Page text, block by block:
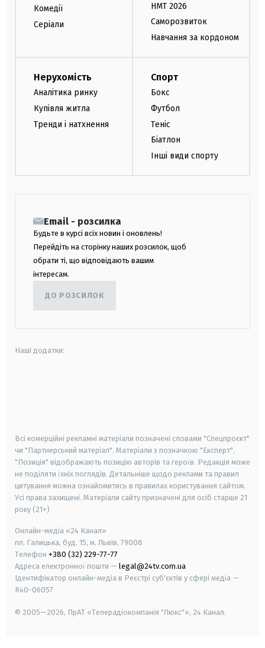
Комедії
Серіали
НМТ 2026
Саморозвиток
Навчання за кордоном
Нерухомість
Аналітика ринку
Купівля житла
Тренди і натхнення
Спорт
Бокс
Футбол
Теніс
Біатлон
Інші види спорту
Email - розсилка
Будьте в курсі всіх новин і оновлень!
Перейдіть на сторінку наших розсилок, щоб
обрати ті, що відповідають вашим
інтересам.
ДО РОЗСИЛОК
Наші додатки:
Всі комерційні рекламні матеріали позначені словами "Спецпроєкт"
чи "Партнерський матеріал". Матеріали з позначкою "Експерт",
"Позиція" відображають позицію авторів та героїв. Редакція може
не поділяти їхніх поглядів. Детальніше щодо реклами та правил
цитування можна ознайомитись в правилах користування сайтом.
Усі права захищені. Матеріали сайту призначені для осіб старше 21
року (21+)
Онлайн-медіа «24 Канал»
пл. Галицька, буд. 15, м. Львів, 79008
Телефон +380 (32) 229-77-77
Адреса електронної пошти — legal@24tv.com.ua
Ідентифікатор онлайн-медіа в Реєстрі суб'єктів у сфері медіа —
R40-06057
© 2005—2026, ПрАТ «Телерадіокомпанія "Люкс"», 24 Канал.